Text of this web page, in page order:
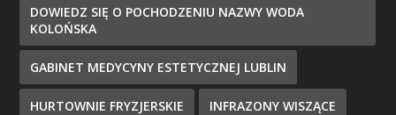
DOWIEDZ SIĘ O POCHODZENIU NAZWY WODA
KOLOŃSKA
GABINET MEDYCYNY ESTETYCZNEJ LUBLIN
HURTOWNIE FRYZJERSKIE INFRAZONY WISZĄCE